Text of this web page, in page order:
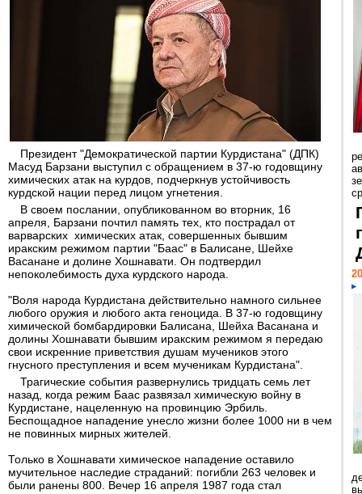
Президент "Демократической партии Курдистана" (ДПК)
Масуд Барзани выступил с обращением в 37-ю годовщину
химических атак на курдов, подчеркнув устойчивость
курдской нации перед лицом угнетения.
В своем послании, опубликованном во вторник, 16
апреля, Барзани почтил память тех, кто пострадал от
варварских химических атак, совершенных бывшим
иракским режимом партии "Баас" в Балисане, Шейхе
Васанане и долине Хошнавати. Он подтвердил
непоколебимость духа курдского народа.
"Воля народа Курдистана действительно намного сильнее
любого оружия и любого акта геноцида. В 37-ю годовщину
химической бомбардировки Балисана, Шейха Васанана и
долины Хошнавати бывшим иракским режимом я передаю
свои искренние приветствия душам мучеников этого
гнусного преступления и всем мученикам Курдистана".
Трагические события развернулись тридцать семь лет
назад, когда режим Баас развязал химическую войну в
Курдистане, нацеленную на провинцию Эрбиль.
Беспощадное нападение унесло жизни более 1000 ни в чем
не повинных мирных жителей.
Только в Хошнавати химическое нападение оставило
мучительное наследие страданий: погибли 263 человек и
были ранены 800. Вечер 16 апреля 1987 года стал